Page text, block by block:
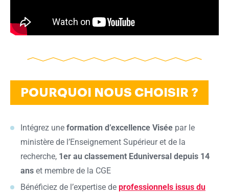
Ok
POURQUOI NOUS CHOISIR ?
Intégrez une formation d’excellence Visée par le
ministère de l’Enseignement Supérieur et de la
recherche, 1er au classement Eduniversal depuis 14
ans et membre de la CGE
Bénéficiez de l’expertise de professionnels issus du